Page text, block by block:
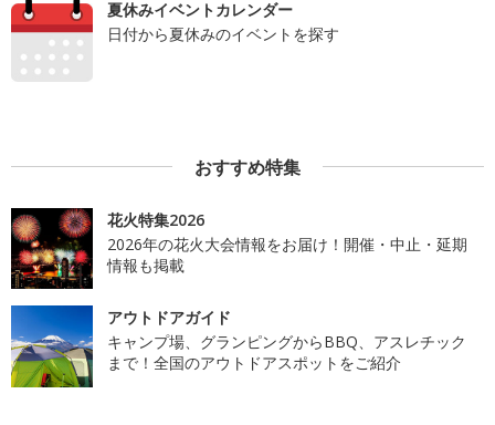
夏休みイベントカレンダー
日付から夏休みのイベントを探す
おすすめ特集
花火特集2026
2026年の花火大会情報をお届け！開催・中止・延期
情報も掲載
アウトドアガイド
キャンプ場、グランピングからBBQ、アスレチック
まで！全国のアウトドアスポットをご紹介